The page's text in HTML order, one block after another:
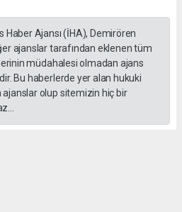
Haber Ajansı (İHA), Demirören
ajanslar tarafından eklenen tüm
müdahalesi olmadan ajans
Bu haberlerde yer alan hukuki
olup sitemizin hiç bir